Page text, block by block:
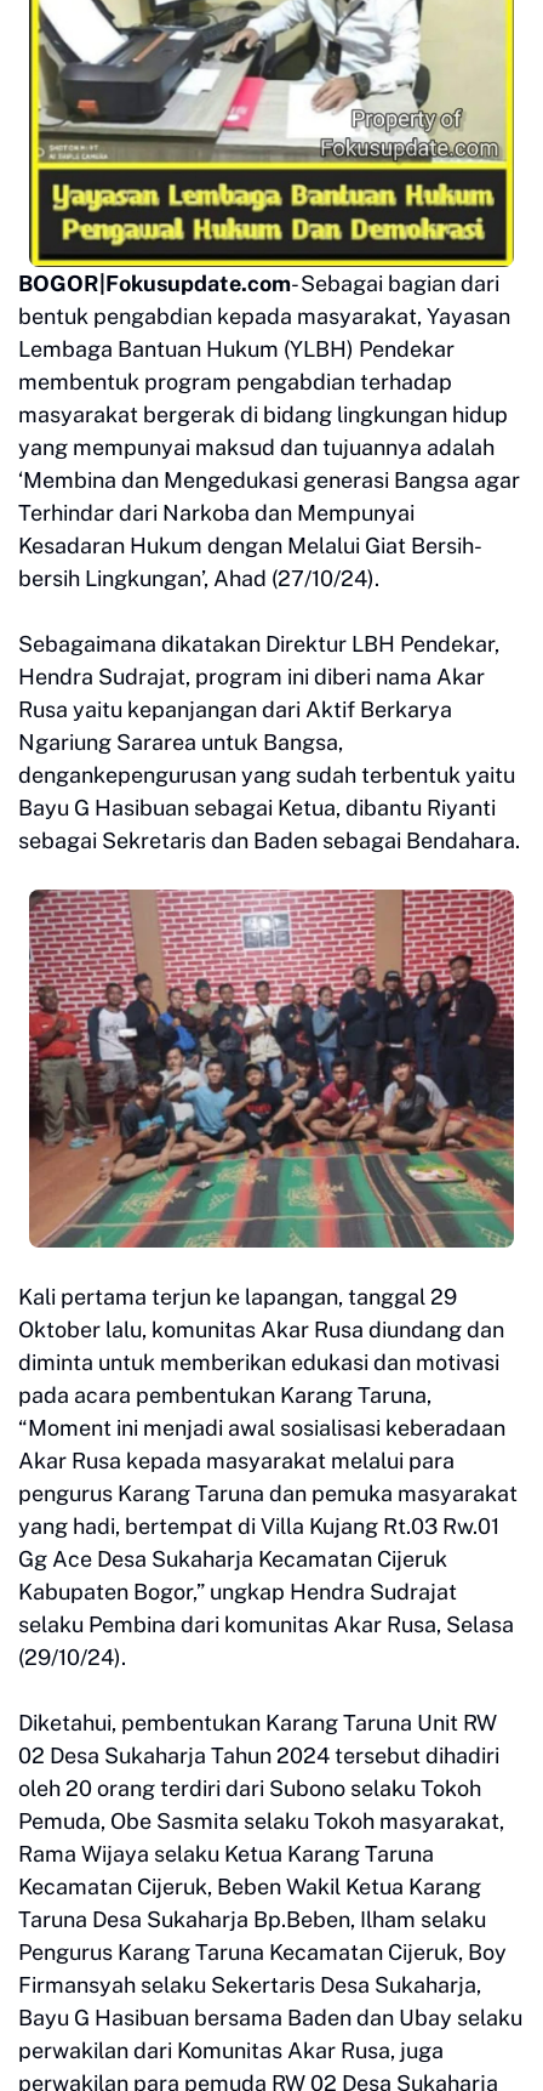
BOGOR|Fokusupdate.com- Sebagai bagian dari
bentuk pengabdian kepada masyarakat, Yayasan
Lembaga Bantuan Hukum (YLBH) Pendekar
membentuk program pengabdian terhadap
masyarakat bergerak di bidang lingkungan hidup
yang mempunyai maksud dan tujuannya adalah
‘Membina dan Mengedukasi generasi Bangsa agar
Terhindar dari Narkoba dan Mempunyai
Kesadaran Hukum dengan Melalui Giat Bersih-
bersih Lingkungan’, Ahad (27/10/24).
Sebagaimana dikatakan Direktur LBH Pendekar,
Hendra Sudrajat, program ini diberi nama Akar
Rusa yaitu kepanjangan dari Aktif Berkarya
Ngariung Sararea untuk Bangsa,
dengankepengurusan yang sudah terbentuk yaitu
Bayu G Hasibuan sebagai Ketua, dibantu Riyanti
sebagai Sekretaris dan Baden sebagai Bendahara.
Kali pertama terjun ke lapangan, tanggal 29
Oktober lalu, komunitas Akar Rusa diundang dan
diminta untuk memberikan edukasi dan motivasi
pada acara pembentukan Karang Taruna,
“Moment ini menjadi awal sosialisasi keberadaan
Akar Rusa kepada masyarakat melalui para
pengurus Karang Taruna dan pemuka masyarakat
yang hadi, bertempat di Villa Kujang Rt.03 Rw.01
Gg Ace Desa Sukaharja Kecamatan Cijeruk
Kabupaten Bogor,” ungkap Hendra Sudrajat
selaku Pembina dari komunitas Akar Rusa, Selasa
(29/10/24).
Diketahui, pembentukan Karang Taruna Unit RW
02 Desa Sukaharja Tahun 2024 tersebut dihadiri
oleh 20 orang terdiri dari Subono selaku Tokoh
Pemuda, Obe Sasmita selaku Tokoh masyarakat,
Rama Wijaya selaku Ketua Karang Taruna
Kecamatan Cijeruk, Beben Wakil Ketua Karang
Taruna Desa Sukaharja Bp.Beben, Ilham selaku
Pengurus Karang Taruna Kecamatan Cijeruk, Boy
Firmansyah selaku Sekertaris Desa Sukaharja,
Bayu G Hasibuan bersama Baden dan Ubay selaku
perwakilan dari Komunitas Akar Rusa, juga
perwakilan para pemuda RW 02 Desa Sukaharja